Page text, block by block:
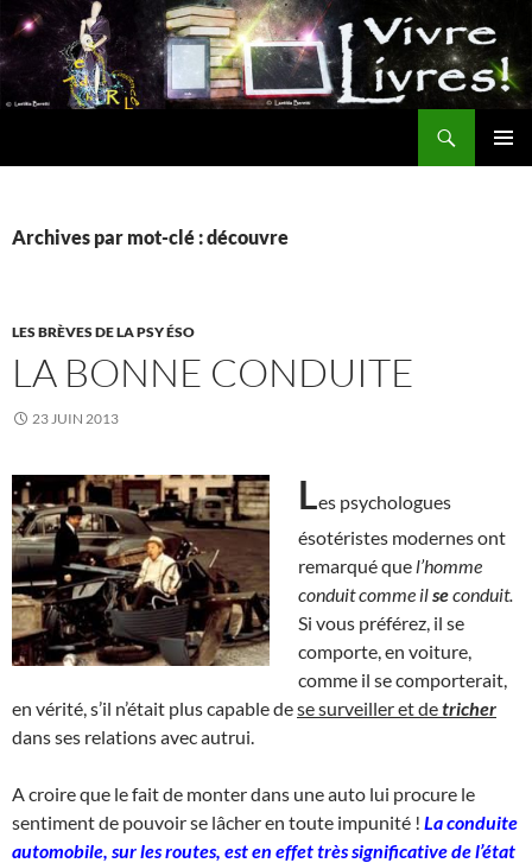
Aller
au
contenu
Archives par mot-clé : découvre
LES BRÈVES DE LA PSY ÉSO
LA BONNE CONDUITE
23 JUIN 2013
Les psychologues
ésotéristes modernes ont
remarqué que l’homme
conduit comme ilseconduit.
Si vous préférez, il se
comporte, en voiture,
comme il se comporterait,
en vérité, s’il n’était plus capable dese surveiller et detricher
dans ses relations avec autrui.
A croire que le fait de monter dans une auto lui procure le
sentiment de pouvoir se lâcher en toute impunité ! La conduite
automobile, sur les routes, est en effet très significative de l’état